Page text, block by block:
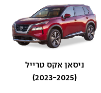
ניסאן אקס טרייל
(2023-2025)